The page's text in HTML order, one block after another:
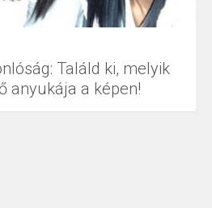
Találd ki, melyik
anyukája a képen!